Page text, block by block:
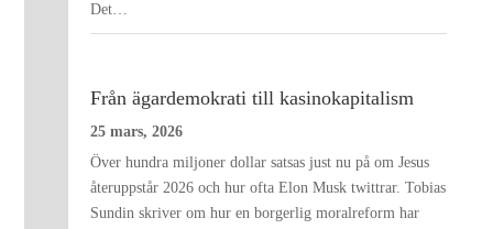
Det…
Från ägardemokrati till kasinokapitalism
25 mars, 2026
Över hundra miljoner dollar satsas just nu på om Jesus
återuppstår 2026 och hur ofta Elon Musk twittrar. Tobias
Sundin skriver om hur en borgerlig moralreform har